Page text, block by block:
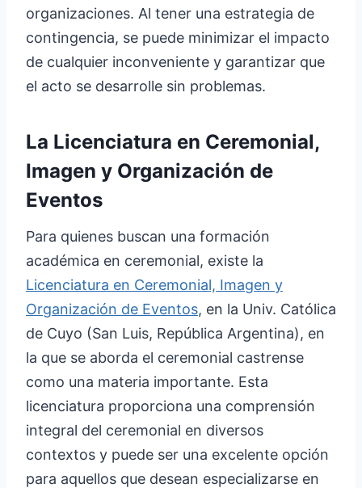
organizaciones. Al tener una estrategia de
contingencia, se puede minimizar el impacto
de cualquier inconveniente y garantizar que
el acto se desarrolle sin problemas.
La Licenciatura en Ceremonial,
Imagen y Organización de
Eventos
Para quienes buscan una formación
académica en ceremonial, existe la
Licenciatura en Ceremonial, Imagen y
Organización de Eventos, en la Univ. Católica
de Cuyo (San Luis, República Argentina), en
la que se aborda el ceremonial castrense
como una materia importante. Esta
licenciatura proporciona una comprensión
integral del ceremonial en diversos
contextos y puede ser una excelente opción
para aquellos que desean especializarse en